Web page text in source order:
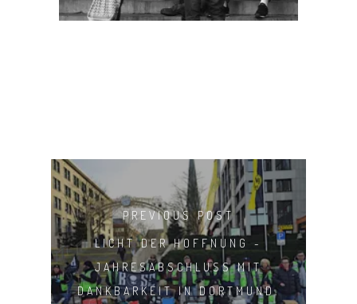
PREVIOUS POST
LICHT DER HOFFNUNG -
JAHRESABSCHLUSS MIT
DANKBARKEIT IN DORTMUND.